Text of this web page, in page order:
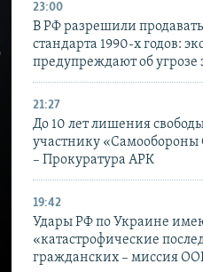
23:00
В РФ разрешили
стандарта 1990-х годов:
предупреждают об угрозе
21:27
До 10 лет лишения
участнику «Самообороны
– Прокуратура АРК
19:42
Удары РФ по Украине
«катастрофические
гражданских – миссия